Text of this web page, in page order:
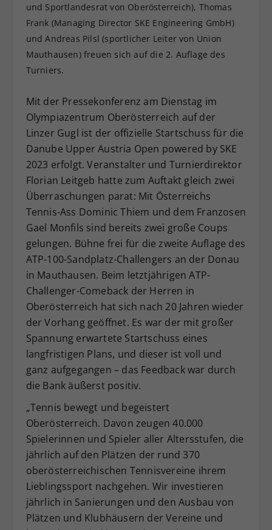
und Sportlandesrat von Oberösterreich), Thomas
Frank (Managing Director SKE Engineering GmbH)
und Andreas Pilsl (sportlicher Leiter von Union
Mauthausen) freuen sich auf die 2. Auflage des
Turniers.
Mit der Pressekonferenz am Dienstag im
Olympiazentrum Oberösterreich auf der
Linzer Gugl ist der offizielle Startschuss für die
Danube Upper Austria Open powered by SKE
2023 erfolgt. Veranstalter und Turnierdirektor
Florian Leitgeb hatte zum Auftakt gleich zwei
Überraschungen parat: Mit Österreichs
Tennis-Ass Dominic Thiem und dem Franzosen
Gael Monfils sind bereits zwei große Coups
gelungen. Bühne frei für die zweite Auflage des
ATP-100-Sandplatz-Challengers an der Donau
in Mauthausen. Beim letztjährigen ATP-
Challenger-Comeback der Herren in
Oberösterreich hat sich nach 20 Jahren wieder
der Vorhang geöffnet. Es war der mit großer
Spannung erwartete Startschuss eines
langfristigen Plans, und dieser ist voll und
ganz aufgegangen – das Feedback war durch
die Bank äußerst positiv.
„Tennis bewegt und begeistert
Oberösterreich. Davon zeugen 40.000
Spielerinnen und Spieler aller Altersstufen, die
jährlich auf den Plätzen der rund 370
oberösterreichischen Tennisvereine ihrem
Lieblingssport nachgehen. Wir investieren
jährlich in Sanierungen und den Ausbau von
Plätzen und Klubhäusern der Vereine und
Zweck
Dieser Wert speichert Ihre Consent-
Einstellungen. Unter anderem eine
zufällig generierte ID, für die
historische Speicherung Ihrer
hat.